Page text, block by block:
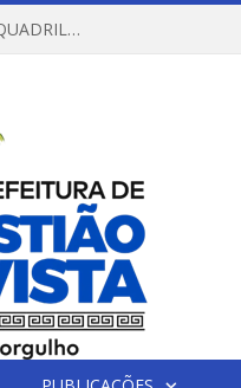
REGULAMENTO DO X CONCURSO INTERMUNICIPAL DE QUADRILHAS JUNINAS – 2026 – ARRAIÁ DA VENEZA